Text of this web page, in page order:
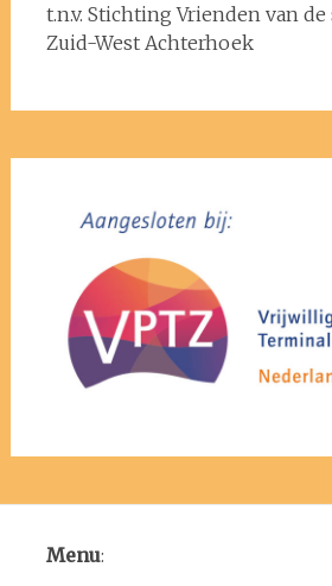
t.n.v. Stichting Vrienden van
Zuid-West Achterhoek
Menu: